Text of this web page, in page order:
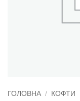
ГОЛОВНА / КОФТИ